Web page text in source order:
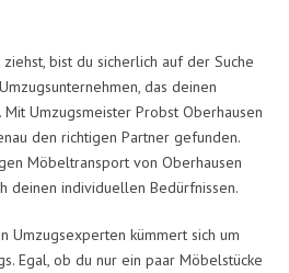
bist du sicherlich auf der Suche
das deinen
Umzugsmeister Probst Oberhausen
den richtigen Partner gefunden.
Möbeltransport von Oberhausen
deinen individuellen Bedürfnissen.
Umzugsexperten kümmert sich um
Egal, ob du nur ein paar Möbelstücke